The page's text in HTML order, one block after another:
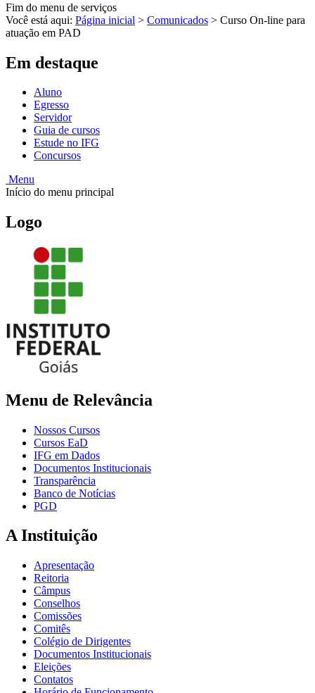
Fim do menu de serviços
Você está aqui: Página inicial > Comunicados > Curso On-line para
atuação em PAD
Em destaque
Aluno
Egresso
Servidor
Guia de cursos
Estude no IFG
Concursos
Menu
Início do menu principal
Logo
Menu de Relevância
Nossos Cursos
Cursos EaD
IFG em Dados
Documentos Institucionais
Transparência
Banco de Notícias
PGD
A Instituição
Apresentação
Reitoria
Câmpus
Conselhos
Comissões
Comitês
Colégio de Dirigentes
Documentos Institucionais
Eleições
Contatos